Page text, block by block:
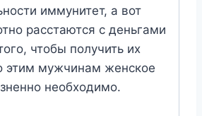
иммунитет, а вот
расстаются с деньгами
чтобы получить их
этим мужчинам женское
необходимо.